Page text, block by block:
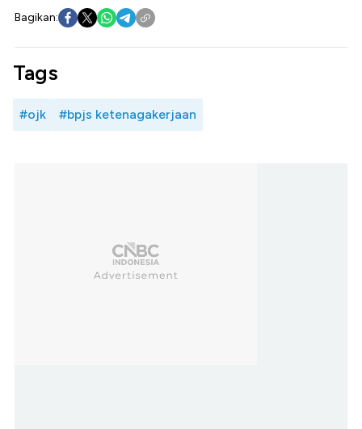
Bagikan:
Tags
#ojk #bpjs ketenagakerjaan